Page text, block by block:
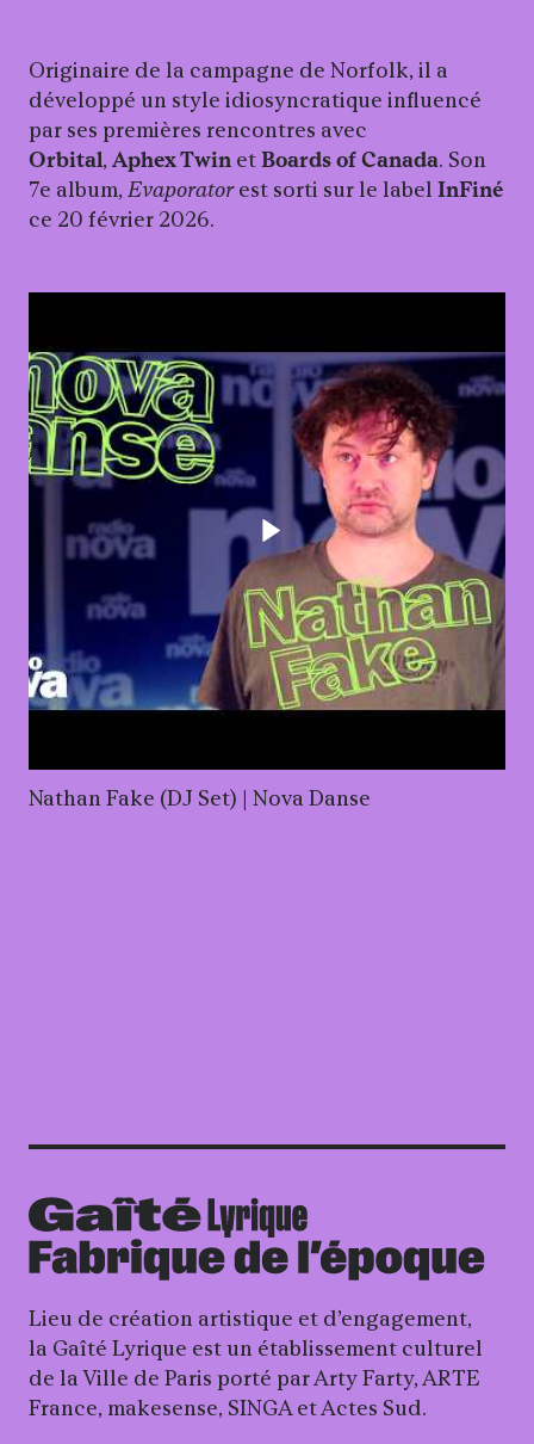
Originaire de la campagne de Norfolk, il a
développé un style idiosyncratique influencé
par ses premières rencontres avec
Orbital,Aphex Twin etBoards of Canada. Son
7e album, Evaporatorest sorti sur le label InFiné
ce 20 février 2026.
Lancer la vidéo -
Nathan Fake (DJ Set) | Nova Danse
Lieu de création artistique et d’engagement,
la Gaîté Lyrique est un établissement culturel
de la Ville de Paris porté par Arty Farty, ARTE
France, makesense, SINGA et Actes Sud.